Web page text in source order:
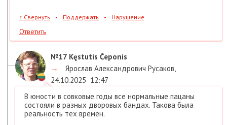
↑ Свернуть • Поддержать • Нарушение
Ответить
№17 Kęstutis Čeponis
→
Ярослав Александрович Русаков,
24.10.2025 12:47
В юности в совковые годы все нормальные пацаны
состояли в разных дворовых бандах. Такова была
реальность тех времен.